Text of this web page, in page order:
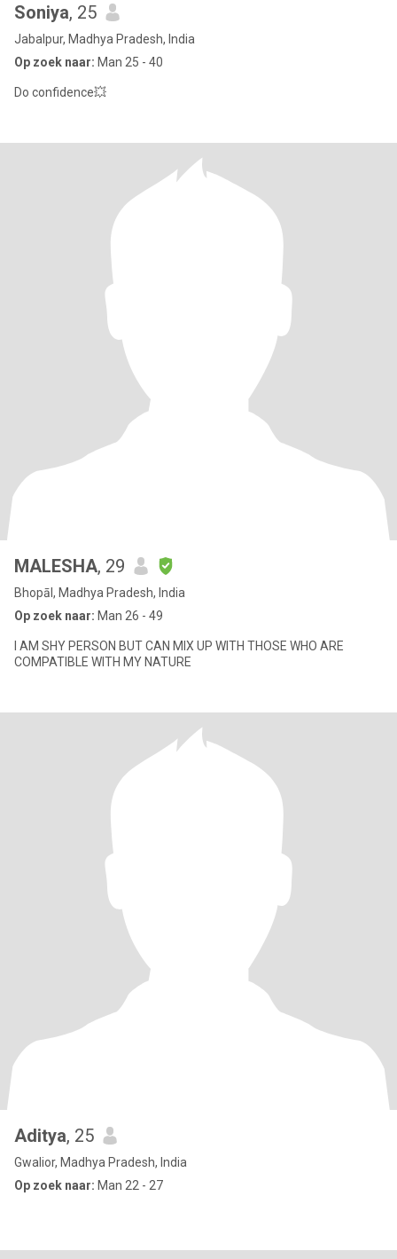
Soniya, 25
Jabalpur, Madhya Pradesh, India
Op zoek naar: Man 25 - 40
Do confidence💥
MALESHA, 29
Bhopāl, Madhya Pradesh, India
Op zoek naar: Man 26 - 49
I AM SHY PERSON BUT CAN MIX UP WITH THOSE WHO ARE
COMPATIBLE WITH MY NATURE
Aditya, 25
Gwalior, Madhya Pradesh, India
Op zoek naar: Man 22 - 27